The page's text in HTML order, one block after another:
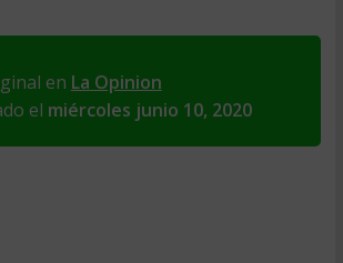
en La Opinion
el miércoles junio 10, 2020